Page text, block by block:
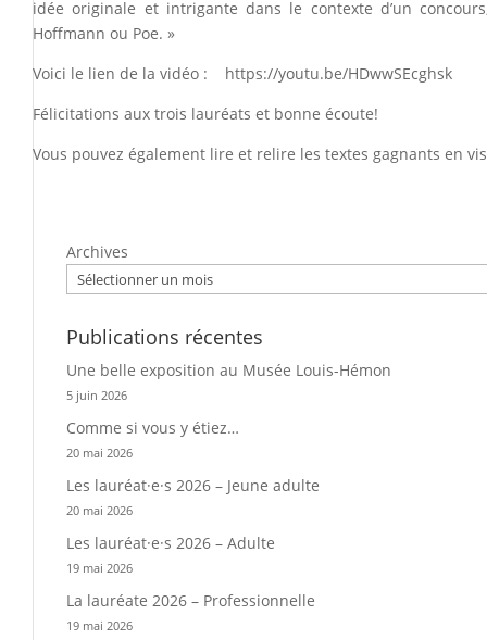
idée originale et intrigante dans le contexte d’un
Hoffmann ou Poe. »
Voici le lien de la vidéo : https://youtu.be/HDwwSEcghsk
Félicitations aux trois lauréats et bonne écoute!
Vous pouvez également lire et relire les textes gagnants en
Archives
Publications récentes
Une belle exposition au Musée Louis-Hémon
5 juin 2026
Comme si vous y étiez…
20 mai 2026
Les lauréat·e·s 2026 – Jeune adulte
20 mai 2026
Les lauréat·e·s 2026 – Adulte
19 mai 2026
La lauréate 2026 – Professionnelle
19 mai 2026